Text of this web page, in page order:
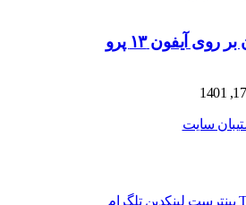
روی آیفون ۱۳ پرو
سایت
پینترست لینکدین تلگرام